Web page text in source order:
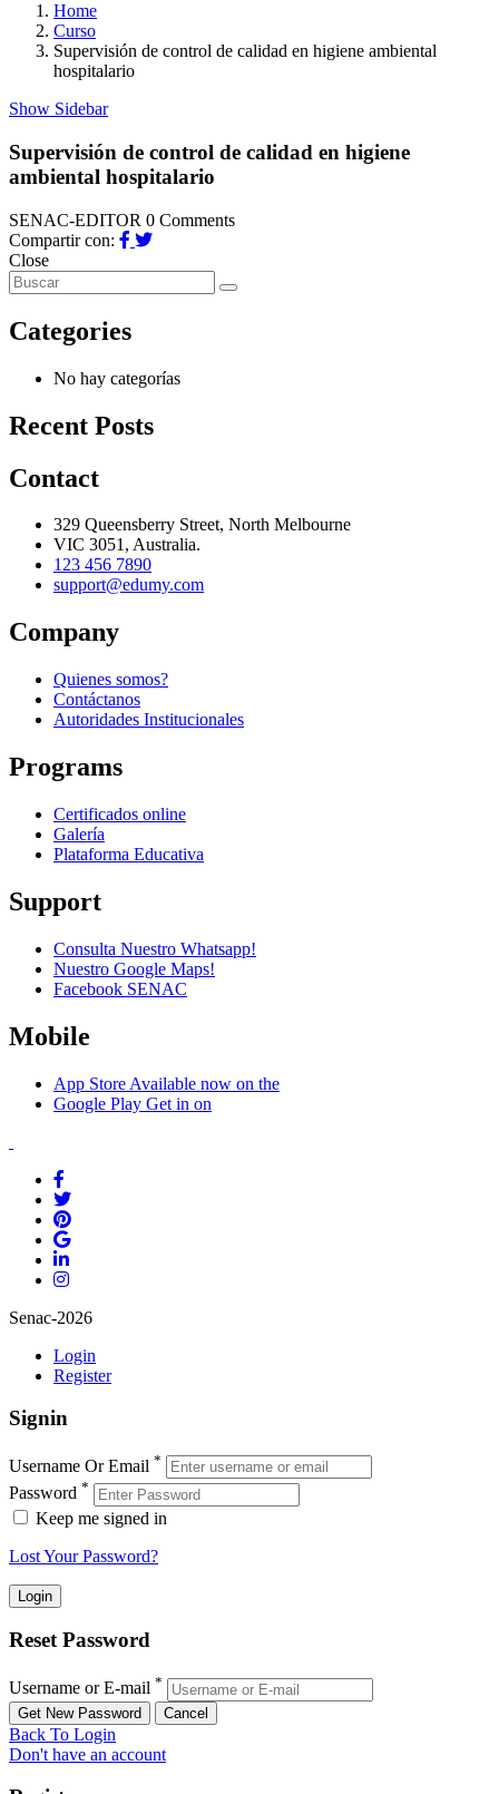
Home
Curso
Supervisión de control de calidad en higiene ambiental
hospitalario
Show Sidebar
Supervisión de control de calidad en higiene
ambiental hospitalario
SENAC-EDITOR 0 Comments
Compartir con:
Close
Categories
No hay categorías
Recent Posts
Contact
329 Queensberry Street, North Melbourne
VIC 3051, Australia.
123 456 7890
support@edumy.com
Company
Quienes somos?
Contáctanos
Autoridades Institucionales
Programs
Certificados online
Galería
Plataforma Educativa
Support
Consulta Nuestro Whatsapp!
Nuestro Google Maps!
Facebook SENAC
Mobile
App Store Available now on the
Google Play Get in on
Senac-2026
Login
Register
Signin
Username Or Email *
Password *
Keep me signed in
Lost Your Password?
Reset Password
Username or E-mail *
Back To Login
Don't have an account